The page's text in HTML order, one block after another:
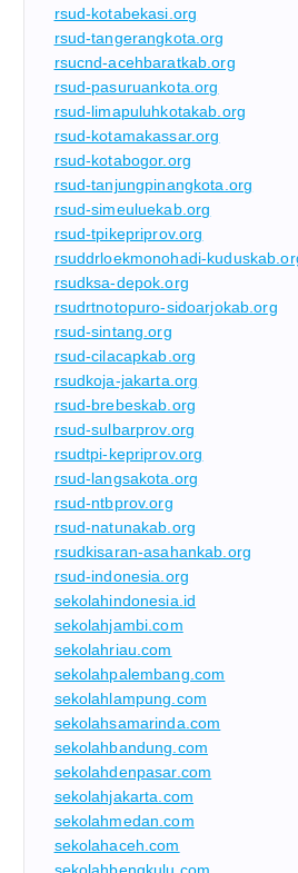
rsud-kotabekasi.org
rsud-tangerangkota.org
rsucnd-acehbaratkab.org
rsud-pasuruankota.org
rsud-limapuluhkotakab.org
rsud-kotamakassar.org
rsud-kotabogor.org
rsud-tanjungpinangkota.org
rsud-simeuluekab.org
rsud-tpikepriprov.org
rsuddrloekmonohadi-
rsudksa-depok.org
rsudrtnotopuro-sidoarjokab.org
rsud-sintang.org
rsud-cilacapkab.org
rsudkoja-jakarta.org
rsud-brebeskab.org
rsud-sulbarprov.org
rsudtpi-kepriprov.org
rsud-langsakota.org
rsud-ntbprov.org
rsud-natunakab.org
rsudkisaran-asahankab.org
rsud-indonesia.org
sekolahindonesia.id
sekolahjambi.com
sekolahriau.com
sekolahpalembang.com
sekolahlampung.com
sekolahsamarinda.com
sekolahbandung.com
sekolahdenpasar.com
sekolahjakarta.com
sekolahmedan.com
sekolahaceh.com